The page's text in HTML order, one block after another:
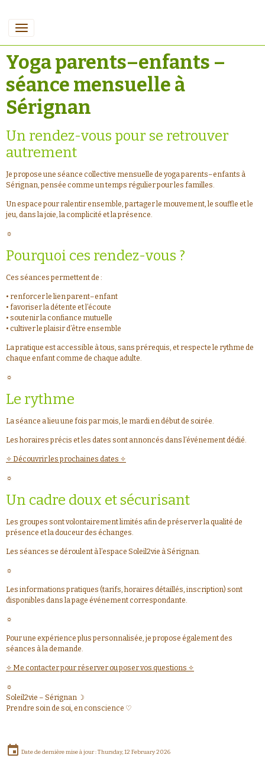
Yoga parents–enfants –
séance mensuelle à
Sérignan
Un rendez-vous pour se retrouver
autrement
Je propose une séance collective mensuelle de yoga parents–enfants à
Sérignan, pensée comme un temps régulier pour les familles.
Un espace pour ralentir ensemble, partager le mouvement, le souffle et le
jeu, dans la joie, la complicité et la présence.
☼
Pourquoi ces rendez-vous ?
Ces séances permettent de :
• renforcer le lien parent–enfant
• favoriser la détente et l’écoute
• soutenir la confiance mutuelle
• cultiver le plaisir d’être ensemble
La pratique est accessible à tous, sans prérequis, et respecte le rythme de
chaque enfant comme de chaque adulte.
☼
Le rythme
La séance a lieu une fois par mois, le mardi en début de soirée.
Les horaires précis et les dates sont annoncés dans l’événement dédié.
✧ Découvrir les prochaines dates ✧
☼
Un cadre doux et sécurisant
Les groupes sont volontairement limités afin de préserver la qualité de
présence et la douceur des échanges.
Les séances se déroulent à l’espace Soleil2vie à Sérignan.
☼
Les informations pratiques (tarifs, horaires détaillés, inscription) sont
disponibles dans la page événement correspondante.
☼
Pour une expérience plus personnalisée, je propose également des
séances à la demande.
✧ Me contacter pour réserver ou poser vos questions ✧
☼
Soleil2vie – Sérignan ☽
Prendre soin de soi, en conscience ♡
Date de dernière mise à jour : Thursday, 12 February 2026